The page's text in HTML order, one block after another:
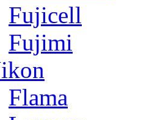
Fujicell
Fujimi
Flama